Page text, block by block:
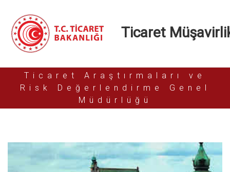
Ticaret
Ticaret Araştırmaları ve
Risk Değerlendirme Genel
Müdürlüğü